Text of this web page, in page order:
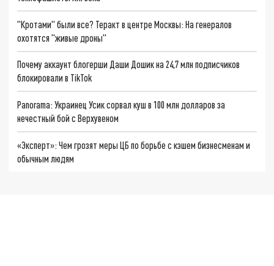
"Кротами" были все? Теракт в центре Москвы: На генералов
охотятся "живые дроны"
Почему аккаунт блогерши Даши Дошик на 24,7 млн подписчиков
блокировали в TikTok
Panorama: Украинец Усик сорвал куш в 100 млн долларов за
нечестный бой с Верхувеном
«Эксперт»: Чем грозят меры ЦБ по борьбе с кэшем бизнесменам и
обычным людям